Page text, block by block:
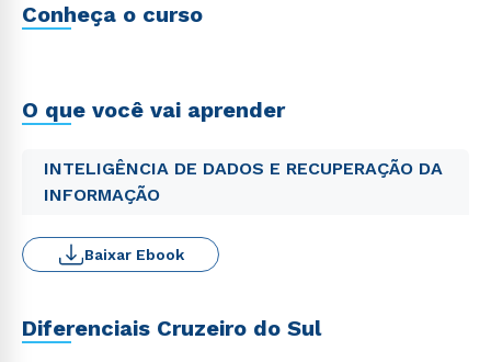
Conheça o curso
O que você vai aprender
INTELIGÊNCIA DE DADOS E RECUPERAÇÃO DA
INFORMAÇÃO
Baixar Ebook
Diferenciais Cruzeiro do Sul